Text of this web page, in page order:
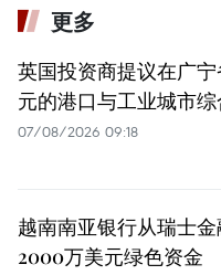
更多
英国投资商提议在广
元的港口与工业城市
07/08/2026 09:18
越南南亚银行从瑞士
2000万美元绿色资金